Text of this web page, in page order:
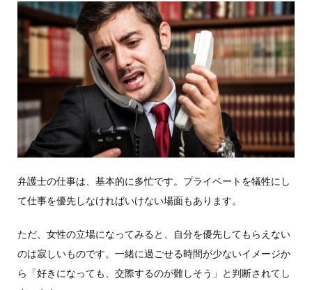
弁護士の仕事は、基本的に多忙です。プライベートを犠牲にし
て仕事を優先しなければいけない場面もあります。
ただ、女性の立場になってみると、自分を優先してもらえない
のは寂しいものです。一緒に過ごせる時間が少ないイメージか
ら「好きになっても、交際するのが難しそう」と判断されてし